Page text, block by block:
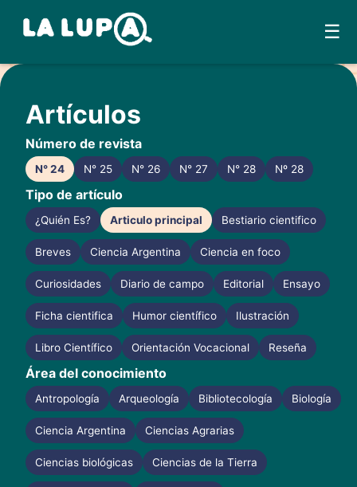
Skip
to
content
☰
Artículos
Número de revista
N° 24 N° 25 N° 26 N° 27 N° 28 Nº 28
Tipo de artículo
¿Quién Es? Articulo principal Bestiario cientifico
Breves Ciencia Argentina Ciencia en foco
Curiosidades Diario de campo Editorial Ensayo
Ficha cientifica Humor científico Ilustración
Libro Científico Orientación Vocacional Reseña
Área del conocimiento
Antropología Arqueología Bibliotecología Biología
Ciencia Argentina Ciencias Agrarias
Ciencias biológicas Ciencias de la Tierra